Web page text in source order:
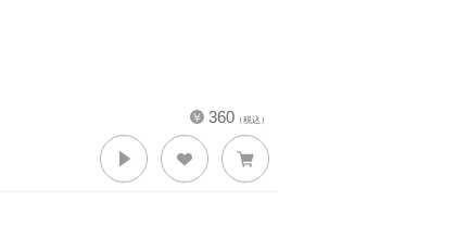
360 （税込）